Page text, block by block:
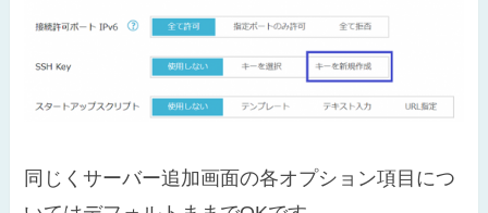
同じくサーバー追加画面の各オプション項目につ